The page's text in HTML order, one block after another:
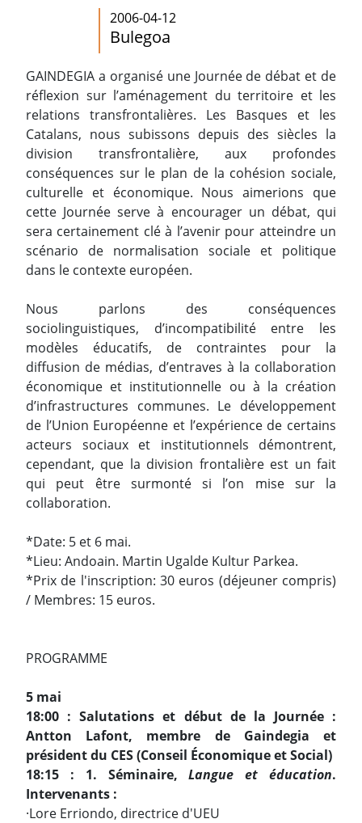
2006-04-12
Bulegoa
GAINDEGIA a organisé une Journée de débat et de
réflexion sur l’aménagement du territoire et les
relations transfrontalières. Les Basques et les
Catalans, nous subissons depuis des siècles la
division transfrontalière, aux profondes
conséquences sur le plan de la cohésion sociale,
culturelle et économique. Nous aimerions que
cette Journée serve à encourager un débat, qui
sera certainement clé à l’avenir pour atteindre un
scénario de normalisation sociale et politique
dans le contexte européen.
Nous parlons des conséquences
sociolinguistiques, d’incompatibilité entre les
modèles éducatifs, de contraintes pour la
diffusion de médias, d’entraves à la collaboration
économique et institutionnelle ou à la création
d’infrastructures communes. Le développement
de l’Union Européenne et l’expérience de certains
acteurs sociaux et institutionnels démontrent,
cependant, que la division frontalière est un fait
qui peut être surmonté si l’on mise sur la
collaboration.
*Date: 5 et 6 mai.
*Lieu: Andoain. Martin Ugalde Kultur Parkea.
*Prix de l'inscription: 30 euros (déjeuner compris)
/ Membres: 15 euros.
PROGRAMME
5 mai
18:00 : Salutations et début de la Journée :
Antton Lafont, membre de Gaindegia et
président du CES (Conseil Économique et Social)
18:15 : 1. Séminaire,Langue et éducation.
Intervenants :
·Lore Erriondo, directrice d'UEU